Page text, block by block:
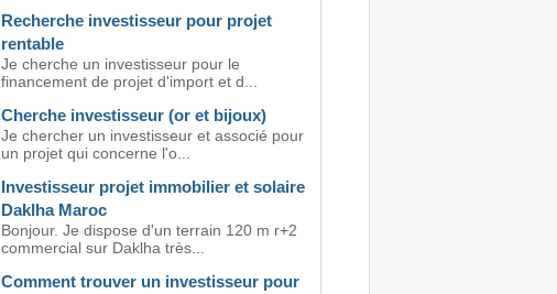
Recherche investisseur pour projet
rentable
Je cherche un investisseur pour le
financement de projet d'import et d...
Cherche investisseur (or et bijoux)
Je chercher un investisseur et associé pour
un projet qui concerne l'o...
Investisseur projet immobilier et solaire
Daklha Maroc
Bonjour. Je dispose d'un terrain 120 m r+2
commercial sur Daklha très...
Comment trouver un investisseur pour